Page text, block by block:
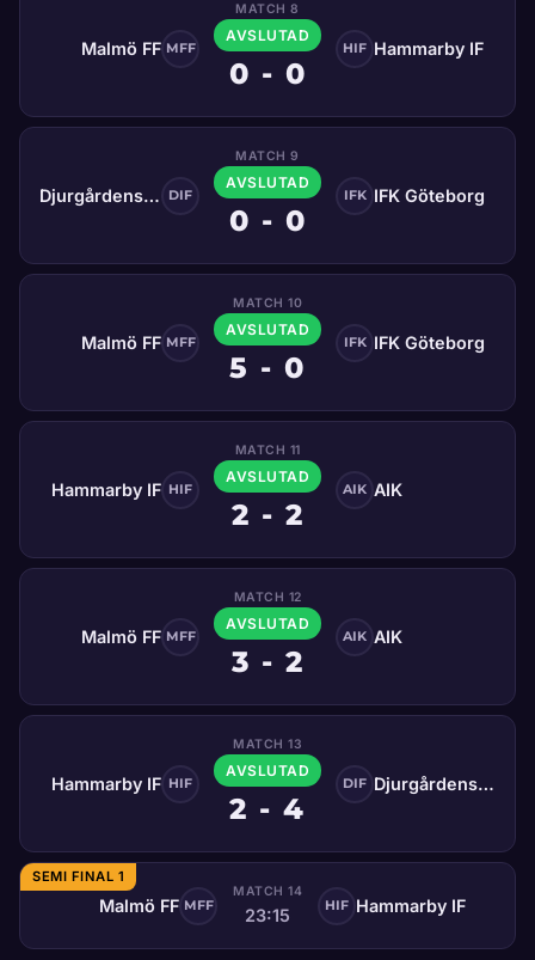
Malmö FF MFF
MATCH 8
AVSLUTAD
0 - 0
HIF Hammarby IF
Djurgårdens IF DIF
MATCH 9
AVSLUTAD
0 - 0
IFK IFK Göteborg
Malmö FF MFF
MATCH 10
AVSLUTAD
5 - 0
IFK IFK Göteborg
Hammarby IF HIF
MATCH 11
AVSLUTAD
2 - 2
AIK AIK
Malmö FF MFF
MATCH 12
AVSLUTAD
3 - 2
AIK AIK
Hammarby IF HIF
MATCH 13
AVSLUTAD
2 - 4
DIF Djurgårdens IF
SEMI FINAL 1
Malmö FF MFF
MATCH 14
23:15 HIF Hammarby IF